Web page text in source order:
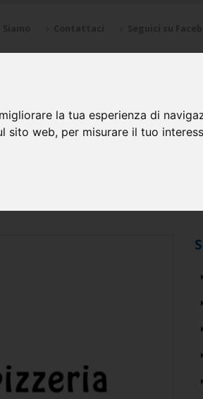
la tua esperienza di
sito web, per misurare il tuo